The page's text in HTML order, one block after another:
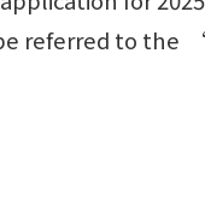
referred to the